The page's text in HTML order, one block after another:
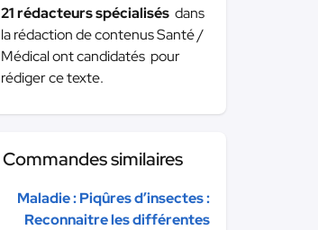
21 rédacteurs spécialisés dans
la rédaction de contenus Santé /
Médical ont candidatés pour
rédiger ce texte.
Commandes similaires
Maladie : Piqûres d’insectes :
Reconnaitre les différentes